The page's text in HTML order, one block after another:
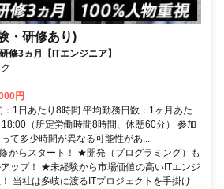
・研修あり)
修3ヵ月【ITエンジニア】
円
1日あたり8時間 平均勤務日数：1ヶ月あた
（所定労働時間8時間、休憩60分） 参加
て多少時間が異なる可能性があ...
からスタート！ ★開発（プログラミング）も
ップ！ ★未経験から市場価値の高いITエンジ
当社は多岐に渡るITプロジェクトを手掛け